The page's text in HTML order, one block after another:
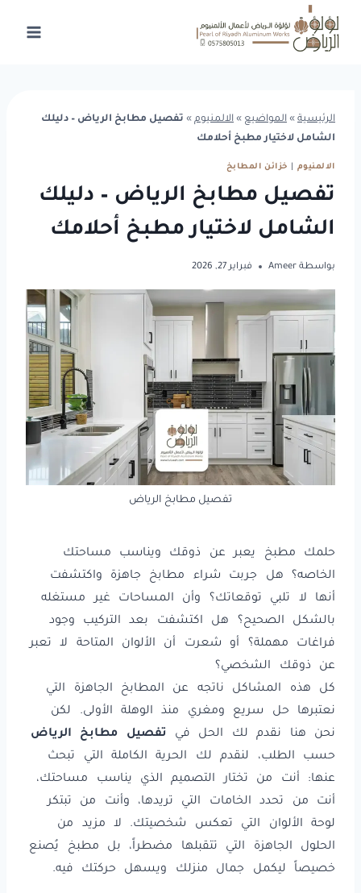
المحتوى
الرئيسية » المواضيع » الالمنيوم » تفصيل مطابخ الرياض – دليلك
الشامل لاختيار مطبخ أحلامك
الالمنيوم خزائن المطابخ
تفصيل مطابخ الرياض – دليلك
الشامل لاختيار مطبخ أحلامك
بواسطة Ameer فبراير 27, 2026
تفصيل مطابخ الرياض
حلمك مطبخ يعبر عن ذوقك ويناسب مساحتك
الخاصه؟ هل جربت شراء مطابخ جاهزة واكتشفت
أنها لا تلبي توقعاتك؟ وأن المساحات غير مستغله
بالشكل الصحيح؟ هل اكتشفت بعد التركيب وجود
فراغات مهملة؟ أو شعرت أن الألوان المتاحة لا تعبر
عن ذوقك الشخصي؟
كل هذه المشاكل ناتجه عن المطابخ الجاهزة التي
نعتبرها حل سريع ومغري منذ الوهلة الأولى. لكن
نحن هنا نقدم لك الحل في تفصيل مطابخ الرياض
حسب الطلب، لنقدم لك الحرية الكاملة التي تبحث
عنها: أنت من تختار التصميم الذي يناسب مساحتك،
أنت من تحدد الخامات التي تريدها، وأنت من تبتكر
لوحة الألوان التي تعكس شخصيتك. لا مزيد من
الحلول الجاهزة التي تتقبلها مضطراً، بل مطبخ يُصنع
خصيصاً ليكمل جمال منزلك ويسهل حركتك فيه.